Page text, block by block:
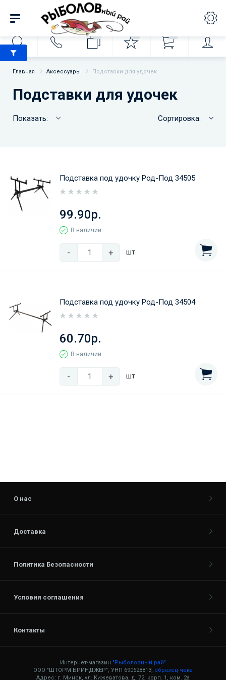
Главная Аксессуары Подставки для удочек
Подставки для удочек
Показать: Сортировка:
Подставка под удочку Род-Под 34505
99.90р.
В наличии
- + шт
Подставка под удочку Род-Под 34504
60.70р.
В наличии
- + шт
О нас
Доставка
Политика Безопасности
Условия соглашения
Контакты
Интернет-магазин "Рыболовный рай"
ООО "ШТОРМ БРИНДЖЕР", УНП 690628813, образец чека
Адрес: г. Минск, ул. Кижеватова, д. 72, корп. 1, ком. 2а